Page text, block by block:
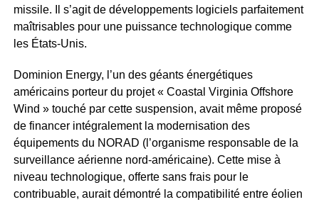
missile. Il s’agit de développements logiciels parfaitement
maîtrisables pour une puissance technologique comme
les États-Unis.
Dominion Energy, l’un des géants énergétiques
américains porteur du projet « Coastal Virginia Offshore
Wind » touché par cette suspension, avait même proposé
de financer intégralement la modernisation des
équipements du NORAD (l’organisme responsable de la
surveillance aérienne nord-américaine). Cette mise à
niveau technologique, offerte sans frais pour le
contribuable, aurait démontré la compatibilité entre éolien